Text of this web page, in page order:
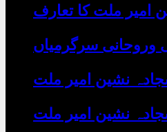
امیر ملت کا تعارف
وروحانی سرگرمیاں
نشین امیر ملت
نشین امیر ملت